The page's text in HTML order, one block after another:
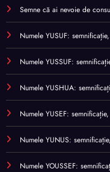
Semne că ai nevoie de
Numele YUSUF:
Numele YUSSUF:
Numele YUSHUA:
Numele YUSEF:
Numele YUNUS:
Numele YOUSSEF: